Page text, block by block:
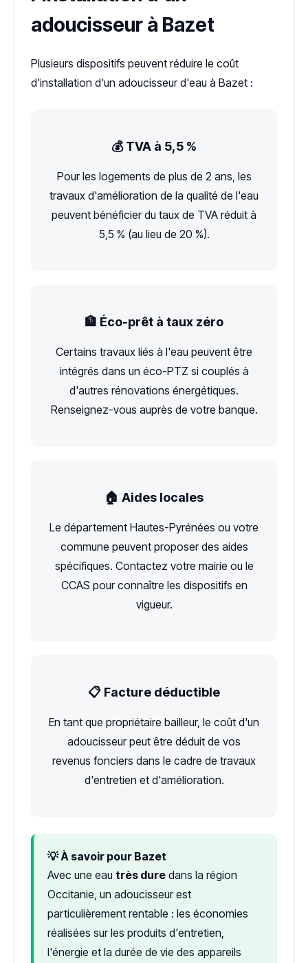
adoucisseur à Bazet
Plusieurs dispositifs peuvent réduire le coût
d'installation d'un adoucisseur d'eau à Bazet :
💰 TVA à 5,5 %
Pour les logements de plus de 2 ans, les
travaux d'amélioration de la qualité de l'eau
peuvent bénéficier du taux de TVA réduit à
5,5 % (au lieu de 20 %).
🏦 Éco-prêt à taux zéro
Certains travaux liés à l'eau peuvent être
intégrés dans un éco-PTZ si couplés à
d'autres rénovations énergétiques.
Renseignez-vous auprès de votre banque.
🏠 Aides locales
Le département Hautes-Pyrénées ou votre
commune peuvent proposer des aides
spécifiques. Contactez votre mairie ou le
CCAS pour connaître les dispositifs en
vigueur.
📋 Facture déductible
En tant que propriétaire bailleur, le coût d'un
adoucisseur peut être déduit de vos
revenus fonciers dans le cadre de travaux
d'entretien et d'amélioration.
💡 À savoir pour Bazet
Avec une eau très dure dans la région
Occitanie, un adoucisseur est
particulièrement rentable : les économies
réalisées sur les produits d'entretien,
l'énergie et la durée de vie des appareils